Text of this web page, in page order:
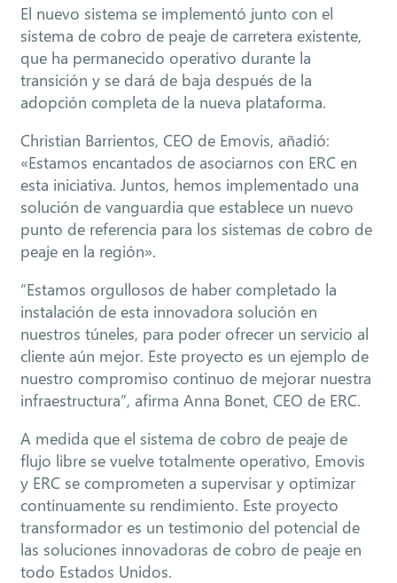
El nuevo sistema se implementó junto con el
sistema de cobro de peaje de carretera existente,
que ha permanecido operativo durante la
transición y se dará de baja después de la
adopción completa de la nueva plataforma.
Christian Barrientos, CEO de Emovis, añadió:
«Estamos encantados de asociarnos con ERC en
esta iniciativa. Juntos, hemos implementado una
solución de vanguardia que establece un nuevo
punto de referencia para los sistemas de cobro de
peaje en la región».
“Estamos orgullosos de haber completado la
instalación de esta innovadora solución en
nuestros túneles, para poder ofrecer un servicio al
cliente aún mejor. Este proyecto es un ejemplo de
nuestro compromiso continuo de mejorar nuestra
infraestructura”, afirma Anna Bonet, CEO de ERC.
A medida que el sistema de cobro de peaje de
flujo libre se vuelve totalmente operativo, Emovis
y ERC se comprometen a supervisar y optimizar
continuamente su rendimiento. Este proyecto
transformador es un testimonio del potencial de
las soluciones innovadoras de cobro de peaje en
todo Estados Unidos.